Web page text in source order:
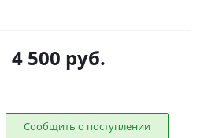
4 500 руб.
Сообщить о поступлении